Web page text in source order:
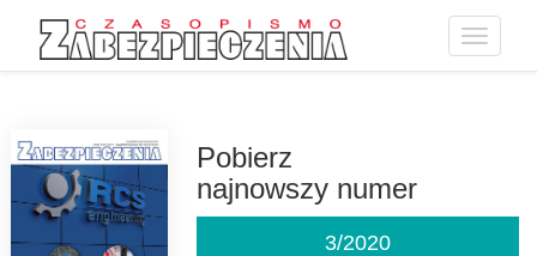
Toggle
Pobierz
najnowszy numer
3/2020